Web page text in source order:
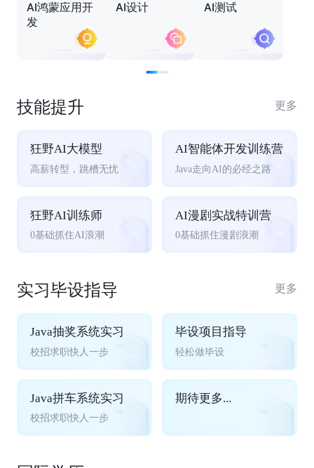
AI鸿蒙应用开
发
AI设计 AI测试
技能提升 更多
狂野AI大模型
高薪转型，跳槽无忧
AI智能体开发训练营
Java走向AI的必经之路
狂野AI训练师
0基础抓住AI浪潮
AI漫剧实战特训营
0基础抓住漫剧浪潮
实习毕设指导 更多
Java抽奖系统实习
校招求职快人一步
毕设项目指导
轻松做毕设
Java拼车系统实习
校招求职快人一步
期待更多...